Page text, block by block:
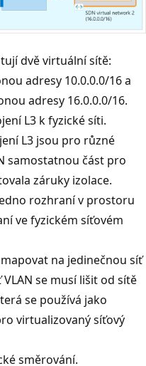
dvě virtuální sítě:
adresy 10.0.0.0/16 a
adresy 16.0.0.0/16.
L3 k fyzické síti.
L3 jsou pro různé
samostatnou část pro
záruky izolace.
rozhraní v prostoru
ve fyzickém síťovém
na jedinečnou síť
se musí lišit od sítě
se používá jako
virtualizovaný síťový
směrování.